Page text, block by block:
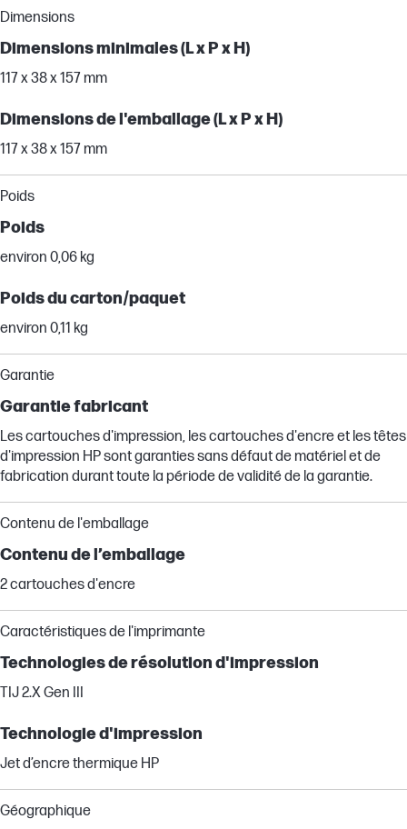
Dimensions
Dimensions minimales (L x P x H)
117 x 38 x 157 mm
Dimensions de l'emballage (L x P x H)
117 x 38 x 157 mm
Poids
Poids
environ 0,06 kg
Poids du carton/paquet
environ 0,11 kg
Garantie
Garantie fabricant
Les cartouches d'impression, les cartouches d'encre et les têtes
d'impression HP sont garanties sans défaut de matériel et de
fabrication durant toute la période de validité de la garantie.
Contenu de l'emballage
Contenu de l’emballage
2 cartouches d'encre
Caractéristiques de l'imprimante
Technologies de résolution d'impression
TIJ 2.X Gen III
Technologie d'impression
Jet d’encre thermique HP
Géographique